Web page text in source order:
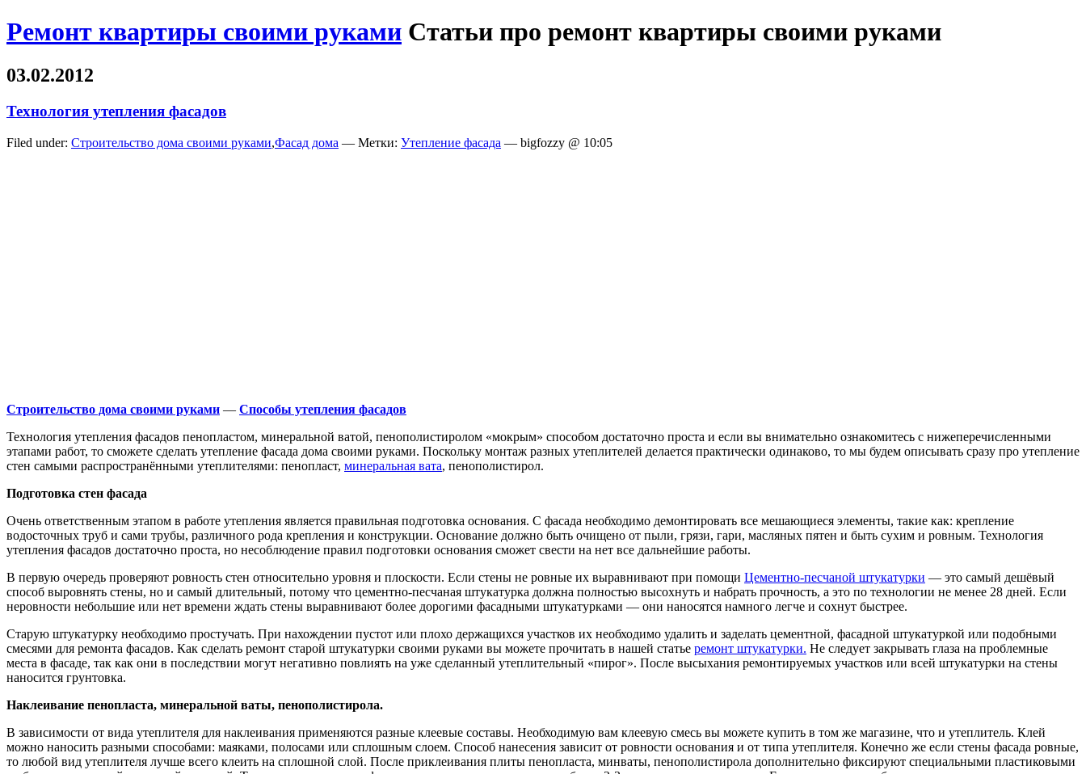
Ремонт квартиры своими руками Статьи про ремонт квартиры своими руками
03.02.2012
Технология утепления фасадов
Filed under: Строительство дома своими руками,Фасад дома — Метки: Утепление фасада — bigfozzy @ 10:05
Строительство дома своими руками — Способы утепления фасадов
Технология утепления фасадов пенопластом, минеральной ватой, пенополистиролом «мокрым» способом достаточно проста и если вы внимательно ознакомитесь с нижеперечисленными
этапами работ, то сможете сделать утепление фасада дома своими руками. Поскольку монтаж разных утеплителей делается практически одинаково, то мы будем описывать сразу про утепление
стен самыми распространёнными утеплителями: пенопласт, минеральная вата, пенополистирол.
Подготовка стен фасада
Очень ответственным этапом в работе утепления является правильная подготовка основания. С фасада необходимо демонтировать все мешающиеся элементы, такие как: крепление
водосточных труб и сами трубы, различного рода крепления и конструкции. Основание должно быть очищено от пыли, грязи, гари, масляных пятен и быть сухим и ровным. Технология
утепления фасадов достаточно проста, но несоблюдение правил подготовки основания сможет свести на нет все дальнейшие работы.
В первую очередь проверяют ровность стен относительно уровня и плоскости. Если стены не ровные их выравнивают при помощи Цементно-песчаной штукатурки — это самый дешёвый
способ выровнять стены, но и самый длительный, потому что цементно-песчаная штукатурка должна полностью высохнуть и набрать прочность, а это по технологии не менее 28 дней. Если
неровности небольшие или нет времени ждать стены выравнивают более дорогими фасадными штукатурками — они наносятся намного легче и сохнут быстрее.
Старую штукатурку необходимо простучать. При нахождении пустот или плохо держащихся участков их необходимо удалить и заделать цементной, фасадной штукатуркой или подобными
смесями для ремонта фасадов. Как сделать ремонт старой штукатурки своими руками вы можете прочитать в нашей статье ремонт штукатурки. Не следует закрывать глаза на проблемные
места в фасаде, так как они в последствии могут негативно повлиять на уже сделанный утеплительный «пирог». После высыхания ремонтируемых участков или всей штукатурки на стены
наносится грунтовка.
Наклеивание пенопласта, минеральной ваты, пенополистирола.
В зависимости от вида утеплителя для наклеивания применяются разные клеевые составы. Необходимую вам клеевую смесь вы можете купить в том же магазине, что и утеплитель. Клей
можно наносить разными способами: маяками, полосами или сплошным слоем. Способ нанесения зависит от ровности основания и от типа утеплителя. Конечно же если стены фасада ровные,
то любой вид утеплителя лучше всего клеить на сплошной слой. После приклеивания плиты пенопласта, минваты, пенополистирола дополнительно фиксируют специальными пластиковыми